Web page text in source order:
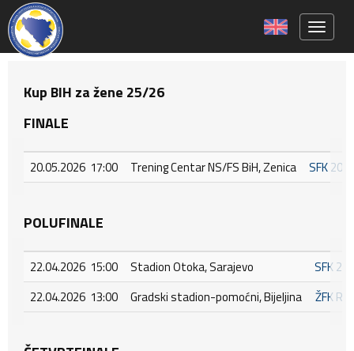
Kup BIH za žene 25/26
FINALE
20.05.2026 17:00 Trening Centar NS/FS BiH, Zenica SFK
POLUFINALE
22.04.2026 15:00 Stadion Otoka, Sarajevo
SFK
22.04.2026 13:00
Gradski stadion-pomoćni, Bijeljina ŽFK